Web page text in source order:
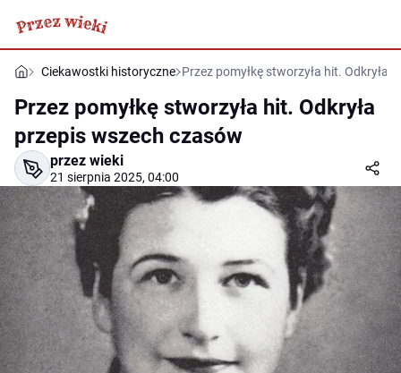
Ciekawostki historyczne Przez pomyłkę stworzyła hit. Odkryła
Przez pomyłkę stworzyła hit. Odkryła
przepis wszech czasów
przez wieki
21 sierpnia 2025, 04:00